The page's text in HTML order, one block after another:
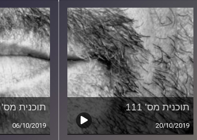
תוכנית מס' 111
20/10/2019
תוכנית מס'
06/10/2019